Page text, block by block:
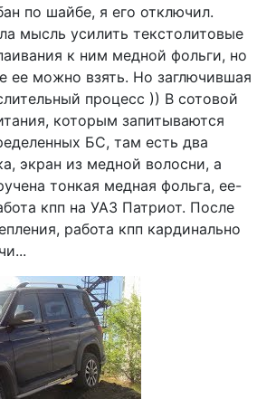
по шайбе, я его отключил.
мысль усилить текстолитовые
к ним медной фольги, но
ее можно взять. Но заглючившая
процесс )) В сотовой
которым запитываются
БС, там есть два
экран из медной волосни, а
тонкая медная фольга, ее-
кпп на УАЗ Патриот. После
работа кпп кардинально